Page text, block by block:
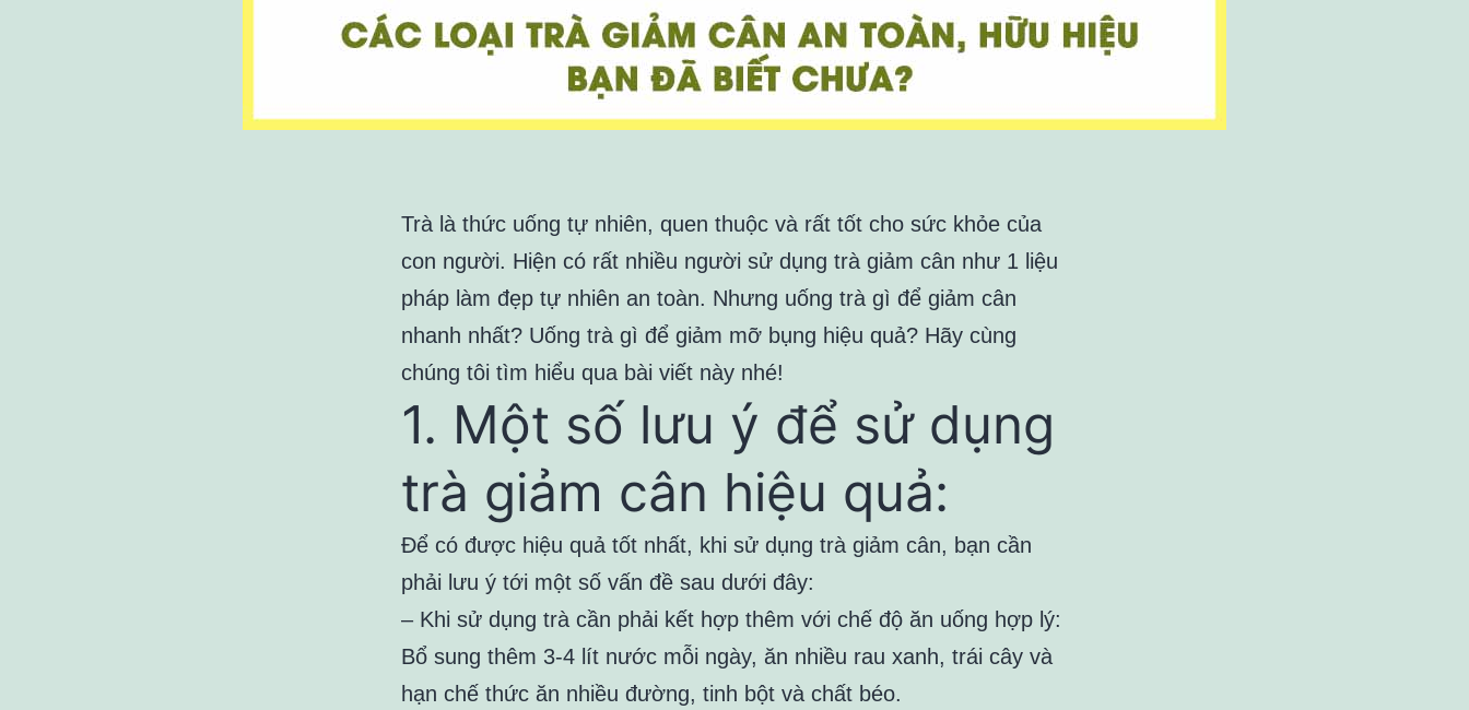
Trà là thức uống tự nhiên, quen thuộc và rất tốt cho sức khỏe của
con người. Hiện có rất nhiều người sử dụng trà giảm cân như 1 liệu
pháp làm đẹp tự nhiên an toàn. Nhưng uống trà gì để giảm cân
nhanh nhất? Uống trà gì để giảm mỡ bụng hiệu quả? Hãy cùng
chúng tôi tìm hiểu qua bài viết này nhé!
1. Một số lưu ý để sử dụng
trà giảm cân hiệu quả:
Để có được hiệu quả tốt nhất, khi sử dụng trà giảm cân, bạn cần
phải lưu ý tới một số vấn đề sau dưới đây:
– Khi sử dụng trà cần phải kết hợp thêm với chế độ ăn uống hợp lý:
Bổ sung thêm 3-4 lít nước mỗi ngày, ăn nhiều rau xanh, trái cây và
hạn chế thức ăn nhiều đường, tinh bột và chất béo.